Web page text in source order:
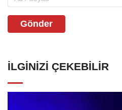
Gönder
İLGINIZI ÇEKEBILIR